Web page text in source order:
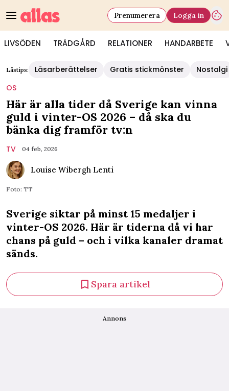
LIVSÖDEN TRÄDGÅRD RELATIONER HANDARBETE
Prenumerera Logga in
Lästips: Läsarberättelser Gratis stickmönster
Nostalgi
OS
Här är alla tider då Sverige kan vinna
guld i vinter-OS 2026 – då ska du
bänka dig framför tv:n
TV 04 feb, 2026
Louise Wibergh Lenti
Foto: TT
Sverige siktar på minst 15 medaljer i
vinter-OS 2026. Här är tiderna då vi har
chans på guld – och i vilka kanaler dramat
sänds.
Spara artikel
Annons